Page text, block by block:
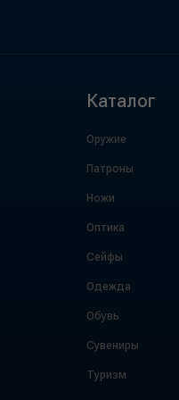
Каталог
Оружие
Патроны
Ножи
Оптика
Сейфы
Одежда
Обувь
Сувениры
Туризм